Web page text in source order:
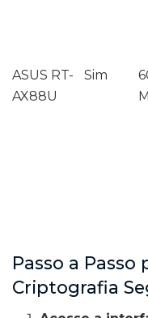
ASUS RT-
AX88U
Sim
Passo a
Criptografia